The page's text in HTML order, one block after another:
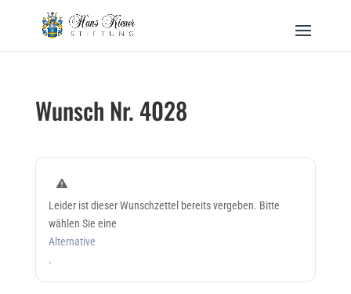
Wunsch Nr. 4028
Leider ist dieser Wunschzettel bereits vergeben. Bitte
wählen Sie eine
Alternative
.